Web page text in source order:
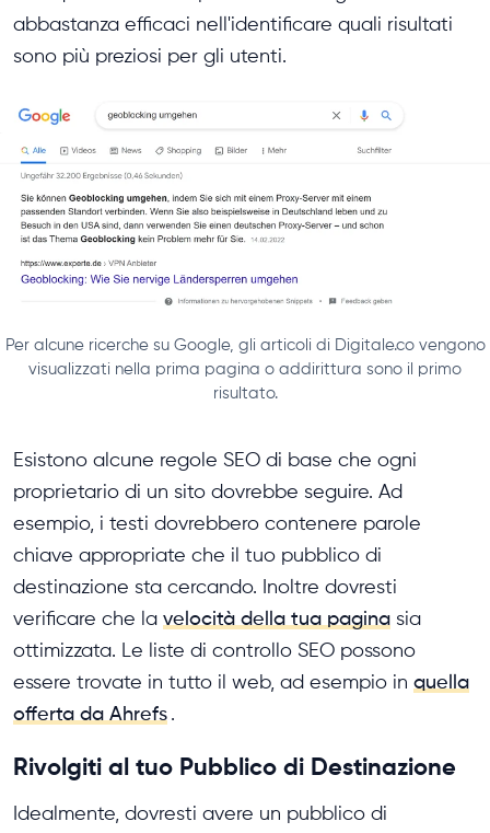
abbastanza efficaci nell'identificare quali risultati
sono più preziosi per gli utenti.
Per alcune ricerche su Google, gli articoli di Digitale.co vengono
visualizzati nella prima pagina o addirittura sono il primo
risultato.
Esistono alcune regole SEO di base che ogni
proprietario di un sito dovrebbe seguire. Ad
esempio, i testi dovrebbero contenere parole
chiave appropriate che il tuo pubblico di
destinazione sta cercando. Inoltre dovresti
verificare che la velocità della tua pagina sia
ottimizzata. Le liste di controllo SEO possono
essere trovate in tutto il web, ad esempio in quella
offerta da Ahrefs .
Rivolgiti al tuo Pubblico di Destinazione
Idealmente, dovresti avere un pubblico di